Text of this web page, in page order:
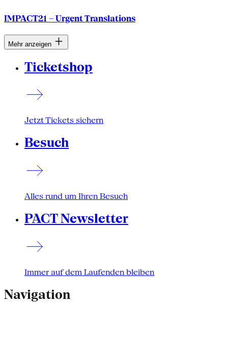
IMPACT21 – Urgent Translations
Mehr anzeigen
Ticketshop
Jetzt Tickets sichern
Besuch
Alles rund um Ihren Besuch
PACT Newsletter
Immer auf dem Laufenden bleiben
Navigation